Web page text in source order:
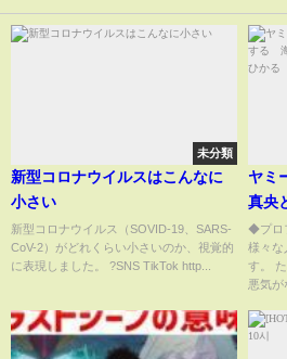
未分類
新型コロナウイルスはこんなに
小さい
新型コロナウイルス（SOVID-19、SARS-
CoV-2）がどれくらい小さいのか、視覚的
に表現しました。 ?SNS TikTok http...
ヤミ
真央
草履
る
◆プロ
様々な
す。
悪気が